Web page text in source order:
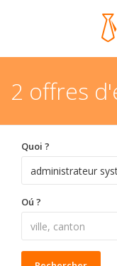
2 offres
Quoi ?
Oú ?